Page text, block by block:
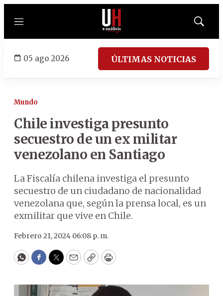
Menú
Mostrar
05 ago 2026 ÚLTIMAS NOTICIAS
Mundo
Chile investiga presunto
secuestro de un ex militar
venezolano en Santiago
La Fiscalía chilena investiga el presunto
secuestro de un ciudadano de nacionalidad
venezolana que, según la prensa local, es un
exmilitar que vive en Chile.
Febrero 21, 2024 06:08 p. m.
WhatsApp
Facebook
Twitter
EmailCopyPrint